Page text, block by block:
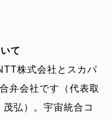
て
株式会社とスカパ
弁会社です（代表取
弘）。宇宙統合コ